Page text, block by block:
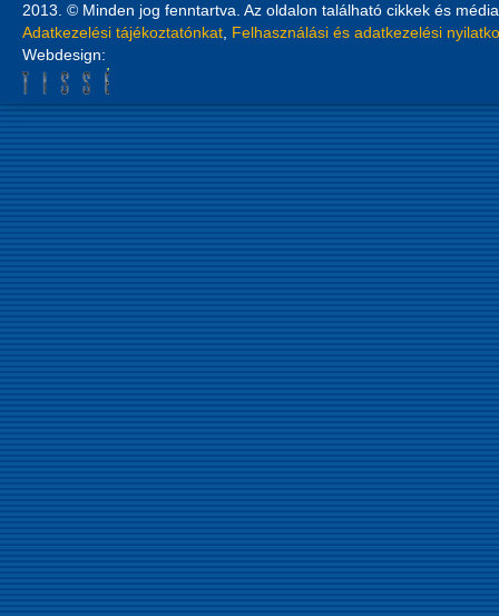
2013. © Minden jog fenntartva. Az oldalon található cikkek és
Adatkezelési tájékoztatónkat Felhasználási és adatkezelési
Webdesign: